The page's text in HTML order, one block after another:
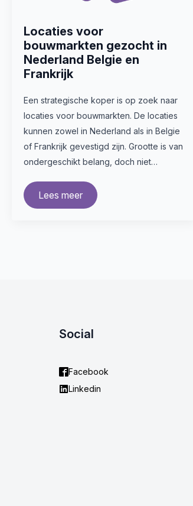
Locaties voor
bouwmarkten gezocht in
Nederland Belgie en
Frankrijk
Een strategische koper is op zoek naar
locaties voor bouwmarkten. De locaties
kunnen zowel in Nederland als in Belgie
of Frankrijk gevestigd zijn. Grootte is van
ondergeschikt belang, doch niet…
Lees meer
Social
Facebook
Linkedin